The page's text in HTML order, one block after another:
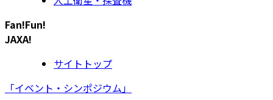
Fan!Fun!
JAXA!
サイトトップ
「イベント・シンポジウム」